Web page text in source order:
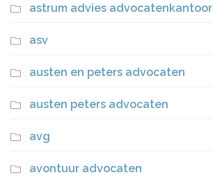
astrum advies advocatenkantoor
asv
austen en peters advocaten
austen peters advocaten
avg
avontuur advocaten